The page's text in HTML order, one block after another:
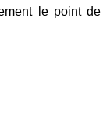
le point de